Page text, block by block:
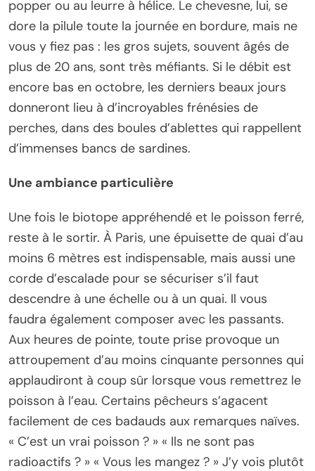
popper ou au leurre à hélice. Le chevesne, lui, se
dore la pilule toute la journée en bordure, mais ne
vous y fiez pas : les gros sujets, souvent âgés de
plus de 20 ans, sont très méfiants. Si le débit est
encore bas en octobre, les derniers beaux jours
donneront lieu à d’incroyables frénésies de
perches, dans des boules d’ablettes qui rappellent
d’immenses bancs de sardines.
Une ambiance particulière
Une fois le biotope appréhendé et le poisson ferré,
reste à le sortir. À Paris, une épuisette de quai d’au
moins 6 mètres est indispensable, mais aussi une
corde d’escalade pour se sécuriser s’il faut
descendre à une échelle ou à un quai. Il vous
faudra également composer avec les passants.
Aux heures de pointe, toute prise provoque un
attroupement d’au moins cinquante personnes qui
applaudiront à coup sûr lorsque vous remettrez le
poisson à l’eau. Certains pêcheurs s’agacent
facilement de ces badauds aux remarques naïves.
« C’est un vrai poisson ? » « Ils ne sont pas
radioactifs ? » « Vous les mangez ? » J’y vois plutôt